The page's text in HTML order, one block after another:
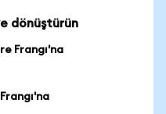
dönüştürün
Frangı'na